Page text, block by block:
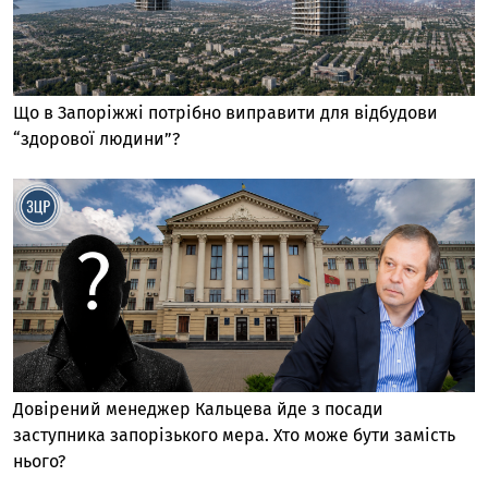
Що в Запоріжжі потрібно виправити для відбудови
“здорової людини”?
Довірений менеджер Кальцева йде з посади
заступника запорізького мера. Хто може бути замість
нього?